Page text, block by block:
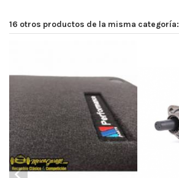
16 otros productos de la misma categoría: